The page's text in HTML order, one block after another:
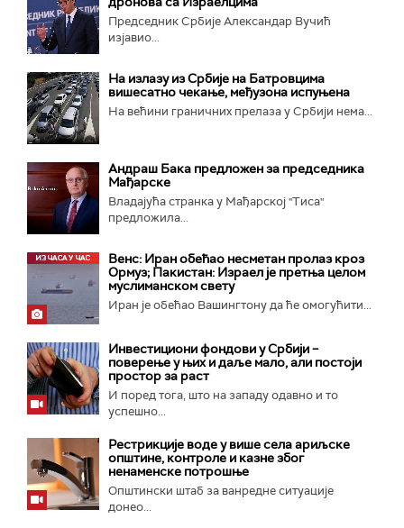
Председник Србије Александар Вучић
изјавио...
На излазу из Србије на Батровцима
вишесатно чекање, међузона испуњена
На већини граничних прелаза у Србији нема...
Андраш Бакa предложен за председника
Мађарске
Владајућа странка у Мађарској "Тиса"
предложила...
Венс: Иран обећао несметан пролаз кроз
Ормуз; Пакистан: Израел је претња целом
муслиманском свету
Иран је обећао Вашингтону да ће омогућити...
Инвестициони фондови у Србији –
поверење у њих и даље мало, али постоји
простор за раст
И поред тога, што на западу одавно и то
успешно...
Рестрикције воде у више села ариљске
општине, контроле и казне због
ненаменске потрошње
Општински штаб за ванредне ситуације
донео...